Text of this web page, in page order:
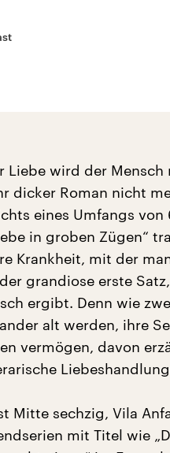
Liebe wird der
dicker Roman nicht
eines Umfangs
in groben Zügen“
Krankheit, mit der
grandiose erste
ergibt. Denn wie
alt werden, ihre
vermögen, davon
Mitte sechzig, Vila
mit Titel wie